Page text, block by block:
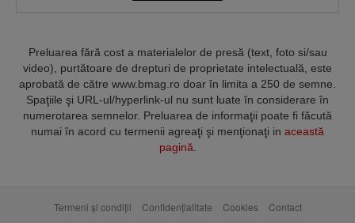
Preluarea fără cost a materialelor de presă (text, foto si/sau
video), purtătoare de drepturi de proprietate intelectuală, este
aprobată de către www.bmag.ro doar în limita a 250 de semne.
Spaţiile şi URL-ul/hyperlink-ul nu sunt luate în considerare în
numerotarea semnelor. Preluarea de informaţii poate fi făcută
numai în acord cu termenii agreaţi şi menţionaţi in această
pagină.
Termeni și condiții Confidențialitate Cookies Contact